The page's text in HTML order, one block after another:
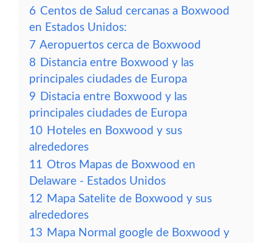
6 Centos de Salud cercanas a Boxwood
en Estados Unidos:
7 Aeropuertos cerca de Boxwood
8 Distancia entre Boxwood y las
principales ciudades de Europa
9 Distacia entre Boxwood y las
principales ciudades de Europa
10 Hoteles en Boxwood y sus
alrededores
11 Otros Mapas de Boxwood en
Delaware - Estados Unidos
12 Mapa Satelite de Boxwood y sus
alrededores
13 Mapa Normal google de Boxwood y